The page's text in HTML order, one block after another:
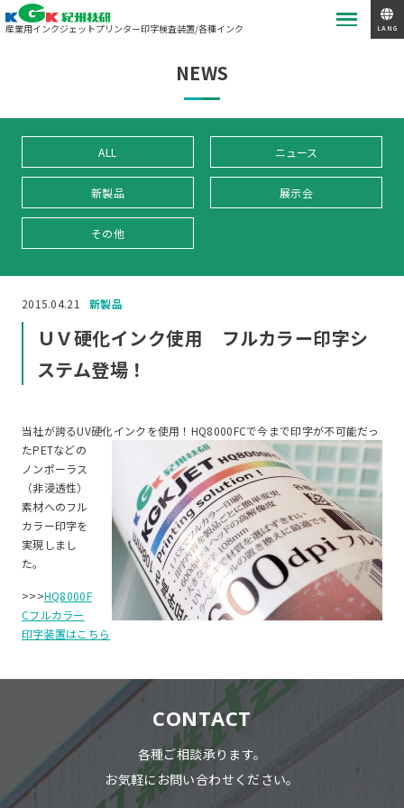
産業用インクジェットプリンター印字検査装置/各種インク LANG
NEWS
ALL ニュース
新製品 展示会
その他
2015.04.21 新製品
ＵＶ硬化インク使用 フルカラー印字シ
ステム登場！
当社が誇るUV硬化インクを使用！HQ8000FCで今まで印字が不可能だっ
たPETなどの
ノンポーラス
（非浸透性）
素材へのフル
カラー印字を
実現しまし
た。
>>>HQ8000F
Cフルカラー
印字装置はこちら
CONTACT
各種ご相談承ります。
お気軽にお問い合わせください。